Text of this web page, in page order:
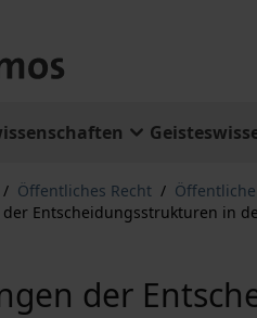
/ Öffentliches Recht /
Entscheidungsstrukturen in
der